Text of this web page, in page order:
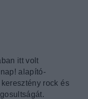
itt volt
alapító-
rock és